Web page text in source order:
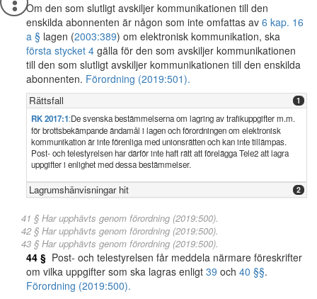
Om den som slutligt avskiljer kommunikationen till den
enskilda abonnenten är någon som inte omfattas av 6 kap. 16
a § lagen (2003:389) om elektronisk kommunikation, ska
första stycket 4 gälla för den som avskiljer kommunikationen
till den som slutligt avskiljer kommunikationen till den enskilda
abonnenten. Förordning (2019:501).
Rättsfall 1
RK 2017:1:De svenska bestämmelserna om lagring av trafikuppgifter m.m.
för brottsbekämpande ändamål i lagen och förordningen om elektronisk
kommunikation är inte förenliga med unionsrätten och kan inte tillämpas.
Post- och telestyrelsen har därför inte haft rätt att förelägga Tele2 att lagra
uppgifter i enlighet med dessa bestämmelser.
Lagrumshänvisningar hit 2
41 § Har upphävts genom förordning (2019:500).
42 § Har upphävts genom förordning (2019:500).
43 § Har upphävts genom förordning (2019:500).
44 § Post- och telestyrelsen får meddela närmare föreskrifter
om vilka uppgifter som ska lagras enligt 39 och 40 §§.
Förordning (2019:500).